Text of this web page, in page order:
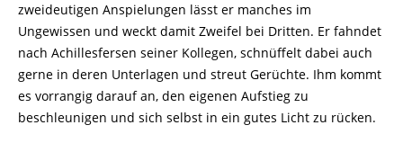
zweideutigen Anspielungen lässt er manches im
Ungewissen und weckt damit Zweifel bei Dritten. Er fahndet
nach Achilles­fersen seiner Kollegen, schnüffelt dabei auch
gerne in deren Unterlagen und streut Ge­rüchte. Ihm kommt
es vorrangig darauf an, den eigenen Aufstieg zu
beschleunigen und sich selbst in ein gutes Licht zu rücken.